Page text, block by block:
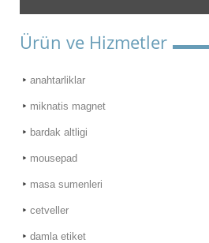
Ürün ve Hizmetler
anahtarliklar
miknatis magnet
bardak altligi
mousepad
masa sumenleri
cetveller
damla etiket